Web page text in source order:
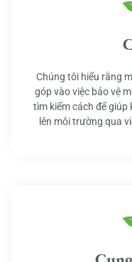
Chúng tôi hiểu rằng
góp vào việc bảo vệ
tìm kiếm cách để
lên môi trường qua